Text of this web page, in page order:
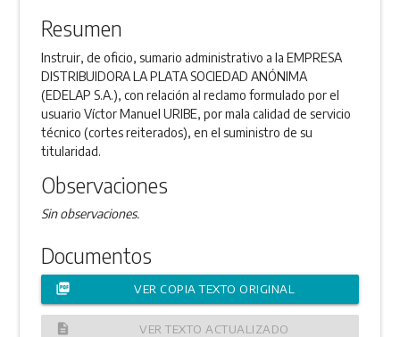
Resumen
Instruir, de oficio, sumario administrativo a la EMPRESA
DISTRIBUIDORA LA PLATA SOCIEDAD ANÓNIMA
(EDELAP S.A.), con relación al reclamo formulado por el
usuario Víctor Manuel URIBE, por mala calidad de servicio
técnico (cortes reiterados), en el suministro de su
titularidad.
Observaciones
Sin observaciones.
Documentos
picture_as_pdf VER COPIA TEXTO ORIGINAL
description VER TEXTO ACTUALIZADO